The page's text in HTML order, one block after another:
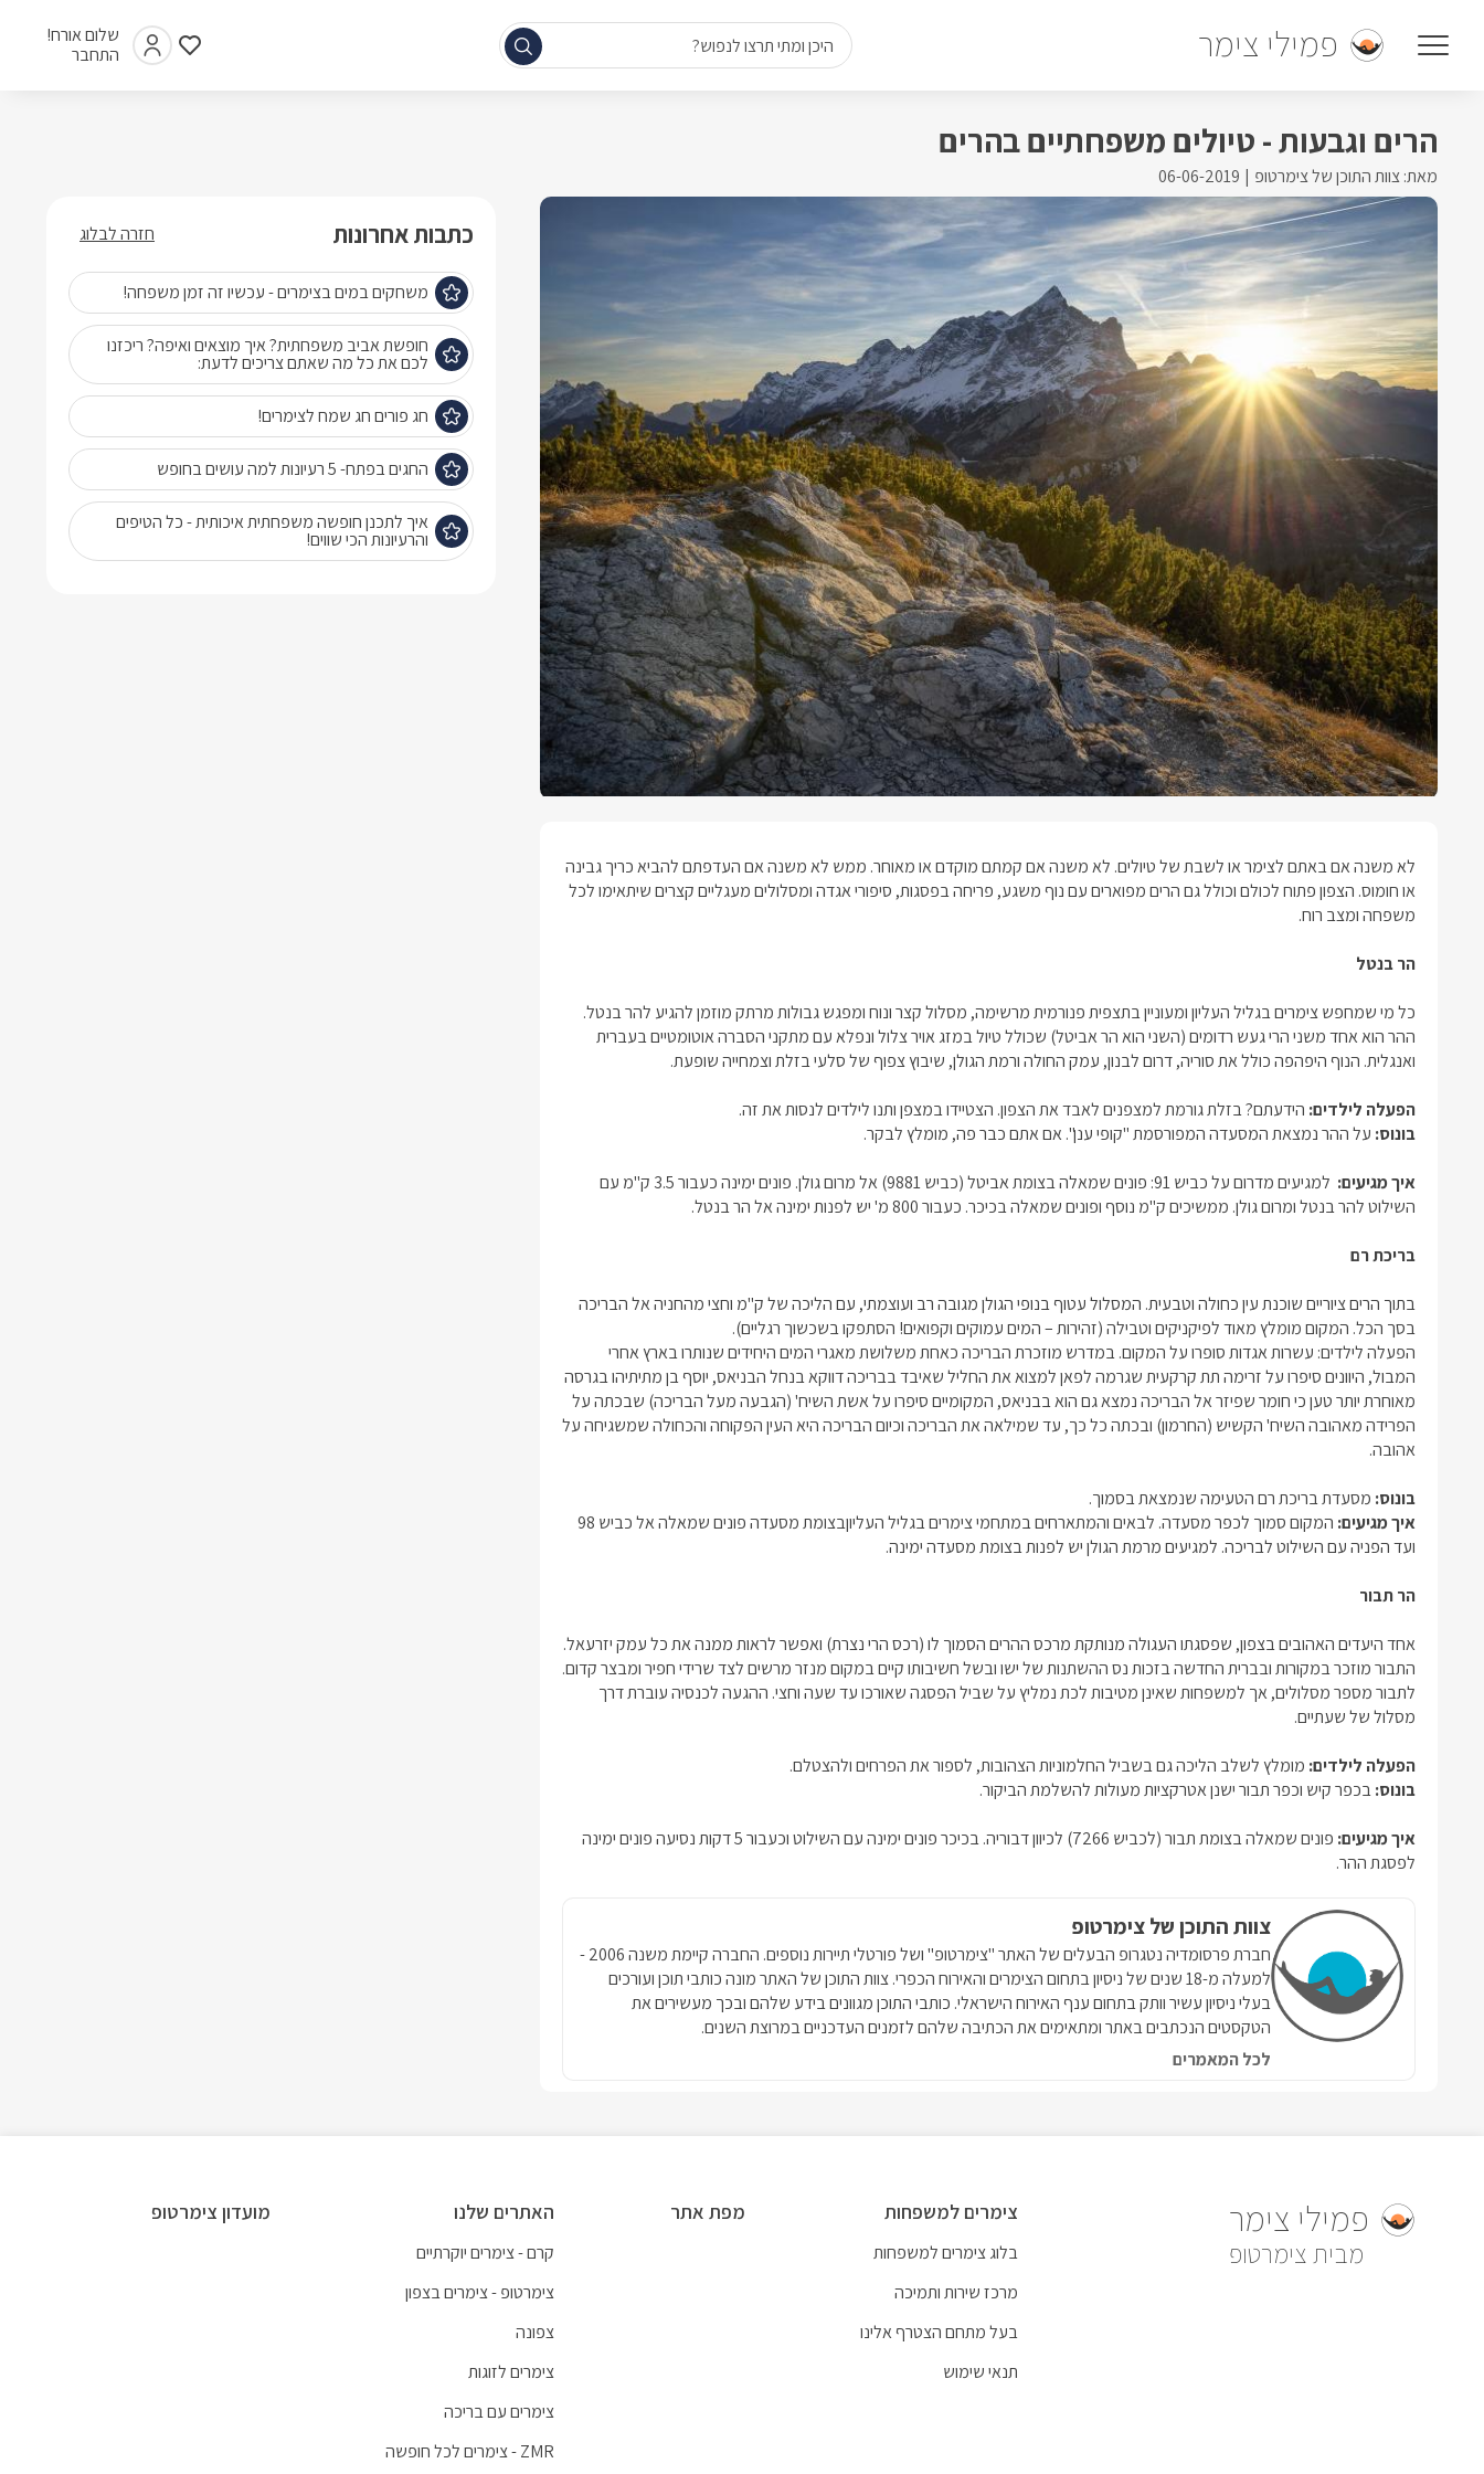
פמילי צימר
שלום אורח!
התחבר
היכן ומתי תרצו לנפוש?
הרים וגבעות - טיולים משפחתיים בהרים
מאת: צוות התוכן של צימרטופ 06-06-2019
לא משנה אם באתם לצימר או לשבת של טיולים. לא משנה אם קמתם מוקדם או מאוחר. ממש לא משנה אם העדפתם להביא כריך גבינה
או חומוס. הצפון פתוח לכולם וכולל גם הרים מפוארים עם נוף משגע, פריחה בפסגות, סיפורי אגדה ומסלולים מעגליים קצרים שיתאימו לכל
משפחה ומצב רוח.
הר בנטל
כל מי שמחפשצימרים בגליל העליוןומעוניין בתצפית פנורמית מרשימה, מסלול קצר ונוח ומפגש גבולות מרתק מוזמן להגיע להר בנטל.
ההר הוא אחד משני הרי געש רדומים (השני הוא הר אביטל) שכולל טיול במזג אויר צלול ונפלא עם מתקני הסברה אוטומטיים בעברית
ואנגלית. הנוף היפהפה כולל את סוריה, דרום לבנון, עמק החולה ורמת הגולן, שיבוץ צפוף של סלעי בזלת וצמחייה שופעת.
הפעלה לילדים: הידעתם? בזלת גורמת למצפנים לאבד את הצפון. הצטיידו במצפן ותנו לילדים לנסות את זה.
בונוס: על ההר נמצאת המסעדה המפורסמת "קופי ענן". אם אתם כבר פה, מומלץ לבקר.
איך מגיעים:
למגיעים מדרום על כביש 91: פונים שמאלה בצומת אביטל (כביש 9881) אל מרום גולן. פונים ימינה כעבור 3.5 ק"מ עם
השילוט להר בנטל ומרום גולן. ממשיכים ק"מ נוסף ופונים שמאלה בכיכר. כעבור 800 מ' יש לפנות ימינה אל הר בנטל.
בריכת רם
בתוך הרים ציוריים שוכנת עין כחולה וטבעית. המסלול עטוף בנופי הגולן מגובה רב ועוצמתי, עם הליכה של ק"מ וחצי מהחניה אל הבריכה
בסך הכל. המקום מומלץ מאוד לפיקניקים וטבילה (זהירות – המים עמוקים וקפואים! הסתפקו בשכשוך רגליים).
הפעלה לילדים: עשרות אגדות סופרו על המקום. במדרש מוזכרת הבריכה כאחת משלושת מאגרי המים היחידים שנותרו בארץ אחרי
המבול, היוונים סיפרו על זרימה תת קרקעית שגרמה לפאן למצוא את החליל שאיבד בבריכה דווקא בנחל הבניאס, יוסף בן מתיתיהו בגרסה
מאוחרת יותר טען כי חומר שפיזר אל הבריכה נמצא גם הוא בבניאס, המקומיים סיפרו על אשת השיח' (הגבעה מעל הבריכה) שבכתה על
הפרידה מאהובה השיח' הקשיש (החרמון) ובכתה כל כך, עד שמילאה את הבריכה וכיום הבריכה היא העין הפקוחה והכחולה שמשגיחה על
אהובה.
בונוס: מסעדת בריכת רם הטעימה שנמצאת בסמוך.
איך מגיעים: המקום סמוך לכפר מסעדה. לבאים והמתארחים במתחמיצימרים בגליל העליון
בצומת מסעדה פונים שמאלה אל כביש 98
ועד הפניה עם השילוט לבריכה. למגיעים מרמת הגולן יש לפנות בצומת מסעדה ימינה.
הר תבור
אחד היעדים האהובים בצפון, שפסגתו העגולה מנותקת מרכס ההרים הסמוך לו (רכס הרי נצרת) ואפשר לראות ממנה את כל עמק יזרעאל.
התבור מוזכר במקורות ובברית החדשה בזכות נס ההשתנות של ישו ובשל חשיבותו קיים במקום מנזר מרשים לצד שרידי חפיר ומבצר קדום.
לתבור מספר מסלולים, אך למשפחות שאינן מטיבות לכת נמליץ על שביל הפסגה שאורכו עד שעה וחצי. ההגעה לכנסיה עוברת דרך
מסלול של שעתיים.
הפעלה לילדים: מומלץ לשלב הליכה גם בשביל החלמוניות הצהובות, לספור את הפרחים ולהצטלם.
בונוס:בכפר קיש וכפר תבור ישנן אטרקציות מעולות להשלמת הביקור.
איך מגיעים:
פונים שמאלה בצומת תבור (לכביש 7266) לכיוון דבוריה. בכיכר פונים ימינה עם השילוט וכעבור 5 דקות נסיעה פונים ימינה
לפסגת ההר.
צוות התוכן של צימרטופ
חברת פרסומדיה נטגרופ הבעלים של האתר "צימרטופ" ושל פורטלי תיירות נוספים. החברה קיימת משנה 2006 -
למעלה מ-18 שנים של ניסיון בתחום הצימרים והאירוח הכפרי. צוות התוכן של האתר מונה כותבי תוכן ועורכים
בעלי ניסיון עשיר וותק בתחום ענף האירוח הישראלי. כותבי התוכן מגוונים בידע שלהם ובכך מעשירים את
הטקסטים הנכתבים באתר ומתאימים את הכתיבה שלהם לזמנים העדכניים במרוצת השנים.
לכל המאמרים
כתבות אחרונות
משחקים במים בצימרים - עכשיו זה זמן משפחה!
חופשת אביב משפחתית? איך מוצאים ואיפה? ריכזנו
לכם את כל מה שאתם צריכים לדעת:
חג פורים חג שמח לצימרים!
החגים בפתח- 5 רעיונות למה עושים בחופש
איך לתכנן חופשה משפחתית איכותית - כל הטיפים
והרעיונות הכי שווים!
חזרה לבלוג
פמילי צימר
צימרטופ
צימרים למשפחות
בלוג צימרים למשפחות
מרכז שירות ותמיכה
בעל מתחם הצטרף אלינו
תנאי שימוש
מפת אתר האתרים שלנו
קרם - צימרים יוקרתיים
צימרטופ - צימרים בצפון
צפונה
צימרים לזוגות
צימרים עם בריכה
ZMR - צימרים לכל חופשה
מועדון צימרטופ